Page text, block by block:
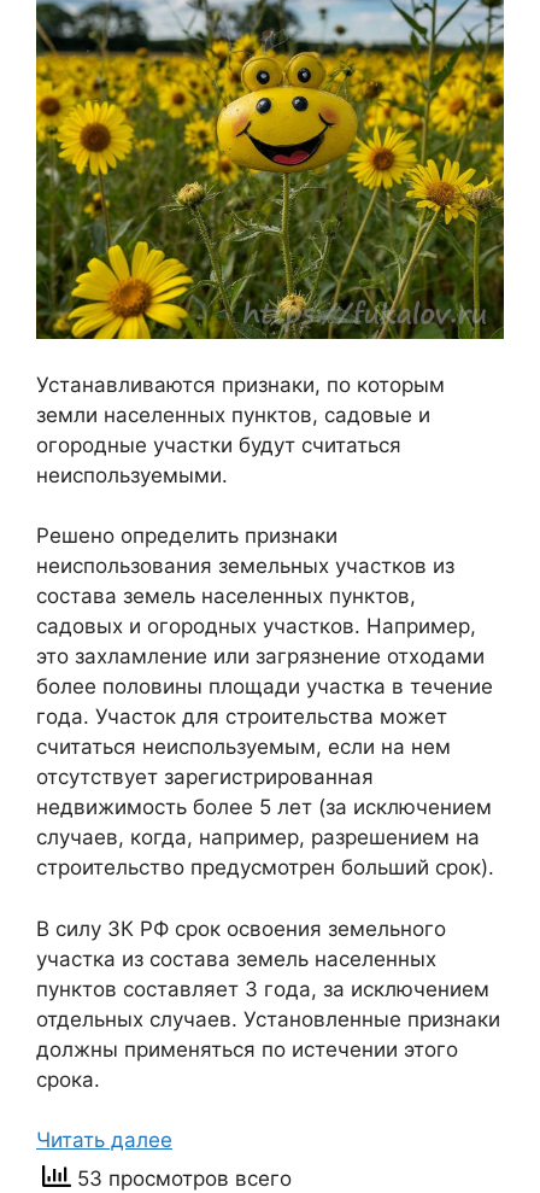
Устанавливаются признаки, по которым
земли населенных пунктов, садовые и
огородные участки будут считаться
неиспользуемыми.
Решено определить признаки
неиспользования земельных участков из
состава земель населенных пунктов,
садовых и огородных участков. Например,
это захламление или загрязнение отходами
более половины площади участка в течение
года. Участок для строительства может
считаться неиспользуемым, если на нем
отсутствует зарегистрированная
недвижимость более 5 лет (за исключением
случаев, когда, например, разрешением на
строительство предусмотрен больший срок).
В силу ЗК РФ срок освоения земельного
участка из состава земель населенных
пунктов составляет 3 года, за исключением
отдельных случаев. Установленные признаки
должны применяться по истечении этого
срока.
Читать далее
53 просмотров всего